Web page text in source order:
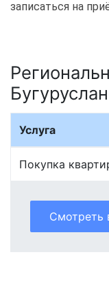
записаться на
Услуга
Покупка
Смотреть